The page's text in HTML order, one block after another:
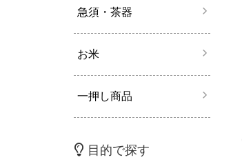
急須・茶器
お米
一押し商品
目的で探す